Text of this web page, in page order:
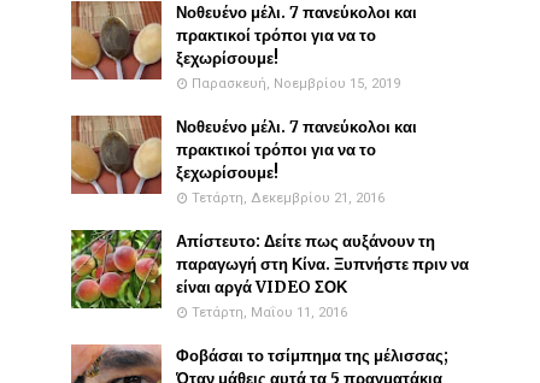
Νοθευένο μέλι. 7 πανεύκολοι και
πρακτικοί τρόποι για να το
ξεχωρίσουμε!
Παρασκευή, Νοεμβρίου 15, 2019
Νοθευένο μέλι. 7 πανεύκολοι και
πρακτικοί τρόποι για να το
ξεχωρίσουμε!
Τετάρτη, Δεκεμβρίου 21, 2016
Απίστευτο: Δείτε πως αυξάνουν τη
παραγωγή στη Κίνα. Ξυπνήστε πριν να
είναι αργά VIDEO ΣΟΚ
Τετάρτη, Μαΐου 11, 2016
Φοβάσαι το τσίμπημα της μέλισσας;
Όταν μάθεις αυτά τα 5 πραγματάκια